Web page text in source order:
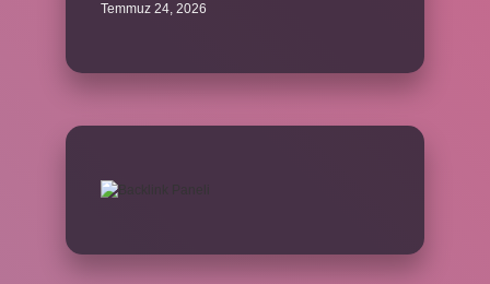
Temmuz 24, 2026